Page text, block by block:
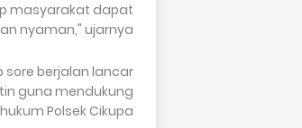
masyarakat dapat
nyaman," ujarnya.
sore berjalan lancar
guna mendukung
Polsek Cikupa.